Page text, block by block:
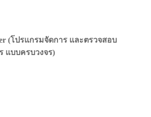
(โปรแกรมจัดการ และตรวจสอบ
แบบครบวงจร)